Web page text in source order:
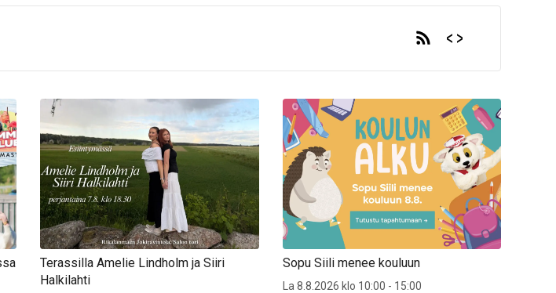
Terassilla Amelie Lindholm ja Siiri
Halkilahti
Sopu Siili menee kouluun
La 8.8.2026 klo 10:00 - 15:00